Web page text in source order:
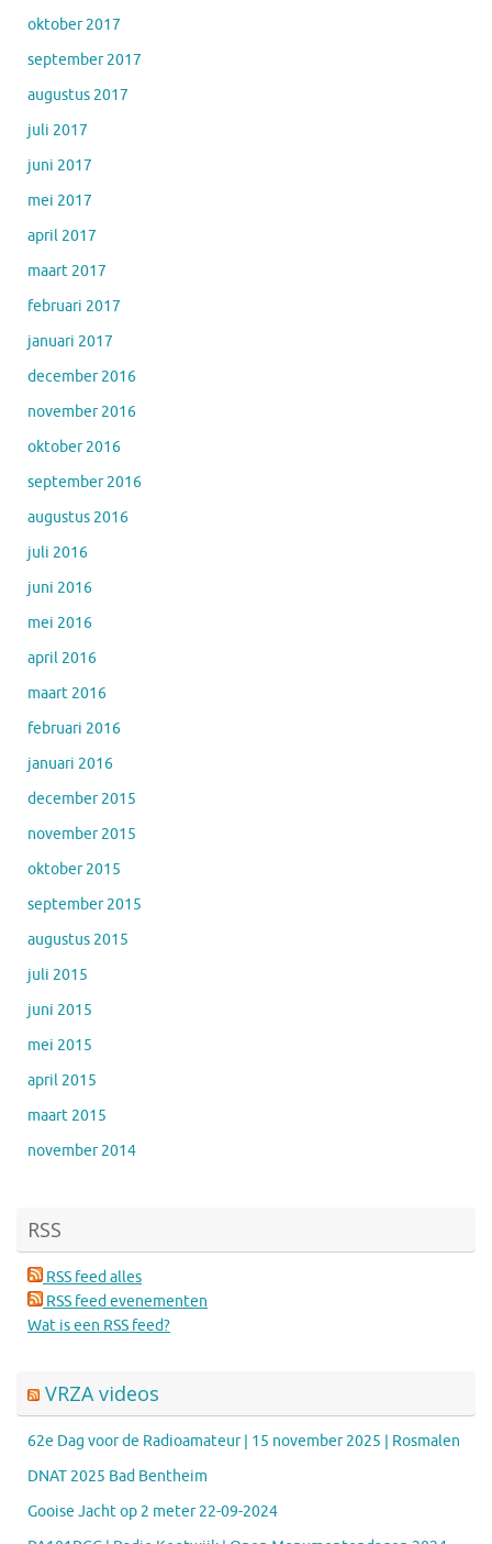
oktober 2017
september 2017
augustus 2017
juli 2017
juni 2017
mei 2017
april 2017
maart 2017
februari 2017
januari 2017
december 2016
november 2016
oktober 2016
september 2016
augustus 2016
juli 2016
juni 2016
mei 2016
april 2016
maart 2016
februari 2016
januari 2016
december 2015
november 2015
oktober 2015
september 2015
augustus 2015
juli 2015
juni 2015
mei 2015
april 2015
maart 2015
november 2014
RSS
RSS feed alles
RSS feed evenementen
Wat is een RSS feed?
VRZA videos
62e Dag voor de Radioamateur | 15 november 2025 | Rosmalen
DNAT 2025 Bad Bentheim
Gooise Jacht op 2 meter 22-09-2024